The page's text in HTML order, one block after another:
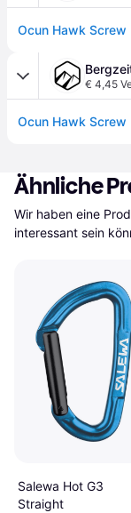
€ 4,45
Ähnliche
Wir haben eine
interessant sein
Salewa Hot G3
Straight